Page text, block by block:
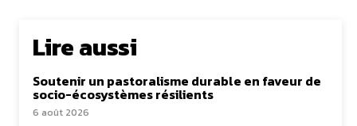
Lire aussi
Soutenir un pastoralisme durable en faveur de
socio-écosystèmes résilients
6 août 2026